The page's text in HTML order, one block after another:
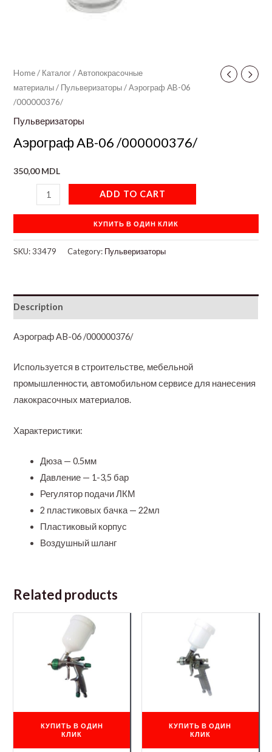
Home/ Каталог/Автопокрасочные
материалы/ Пульверизаторы/ Аэрограф AB-06
/000000376/
Пульверизаторы
Аэрограф AB-06 /000000376/
350,00MDL
ADD TO CART
КУПИТЬ В ОДИН КЛИК
SKU:33479 Category: Пульверизаторы
Description
Аэрограф AB-06 /000000376/
Используется в строительстве, мебельной
промышленности, автомобильном сервисе для нанесения
лакокрасочных материалов.
Характеристики:
Дюза — 0.5мм
Давление — 1-3,5 бар
Регулятор подачи ЛКМ
2 пластиковых бачка — 22мл
Пластиковый корпус
Воздушный шланг
Related products
КУПИТЬ В ОДИН
КЛИК
КУПИТЬ В ОДИН
КЛИК